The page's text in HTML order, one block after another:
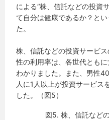
による“株、信託などの投資
て自分は健康であるか？と
た。
株、信託などの投資サービ
性の利用率は、各世代とも
わかりました。また、男性
人に1人以上が投資サービス
した。（図5）
図5. 株、信託など